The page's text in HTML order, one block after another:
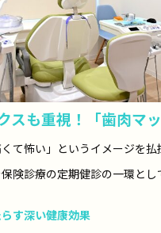
スも重視！「歯肉マ
くて怖い」というイメージを
険診療の定期健診の一環とし
す深い健康効果